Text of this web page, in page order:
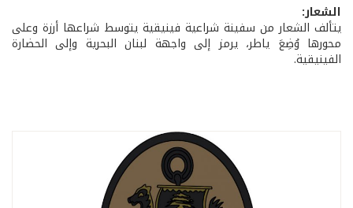
الشعار:
يتألف الشعار من سفينة شراعية فينيقية يتوسط شراعها أرزة وعلى
محورها وُضِعَ ياطر، يرمز إلى واجهة لبنان البحرية وإلى الحضارة
الفينيقية.